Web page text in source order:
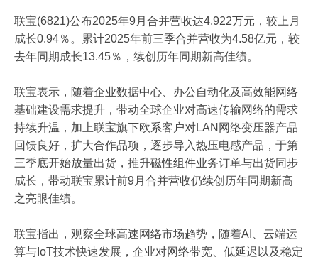
联宝(6821)公布2025年9月合并营收达4,922万元，较上月
成长0.94％。累计2025年前三季合并营收为4.58亿元，较
去年同期成长13.45％，续创历年同期新高佳绩。
联宝表示，随着企业数据中心、办公自动化及高效能网络
基础建设需求提升，带动全球企业对高速传输网络的需求
持续升温，加上联宝旗下欧系客户对LAN网络变压器产品
回馈良好，扩大合作品项，逐步导入热压电感产品，于第
三季底开始放量出货，推升磁性组件业务订单与出货同步
成长，带动联宝累计前9月合并营收仍续创历年同期新高
之亮眼佳绩。
联宝指出，观察全球高速网络市场趋势，随着AI、云端运
算与IoT技术快速发展，企业对网络带宽、低延迟以及稳定